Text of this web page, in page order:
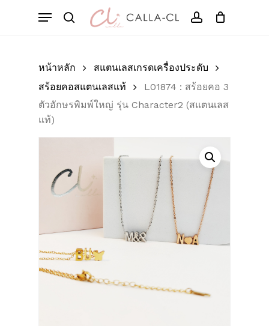
search account
Menu
Cart
หน้าหลัก
สแตนเลสเกรดเครื่องประดับ
สร้อยคอสแตนเลสแท้
L01874 : สร้อยคอ 3
ตัวอักษรพิมพ์ใหญ่ รุ่น Character2 (สแตนเลส
แท้)
มาเป็นคนแรกที่วิจารณ์
อักษรพิมพ์ใหญ่ รุ่น
Character2 (สแตนเลส
แท้)”
ช่องข้อมูลจำเป็นถูกทำเครื่องหมาย
การให้คะแนนของคุณ*
บทวิจารณ์ของคุณ